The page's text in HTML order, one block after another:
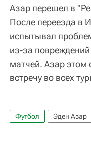
Азар перешел в
После переезда в
испытывал
из-за повреждений
матчей. Азар этом
встречу во всех
Футбол Эден Азар